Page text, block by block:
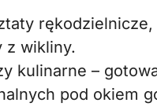
z wikliny.
kulinarne –
pod okiem